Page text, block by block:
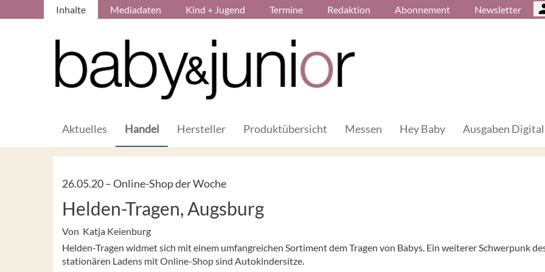
Inhalte Mediadaten Kind + Jugend Termine Redaktion Abonnement Newsletter
Aktuelles Handel Hersteller Produktübersicht Messen Hey Baby Ausgaben Digital
26.05.20 –Online-Shop der Woche
Helden-Tragen, Augsburg
Von Katja Keienburg
Helden-Tragen widmet sich mit einem umfangreichen Sortiment dem Tragen von Babys. Ein weiterer Schwerpunk
stationären Ladens mit Online-Shop sind Autokindersitze.